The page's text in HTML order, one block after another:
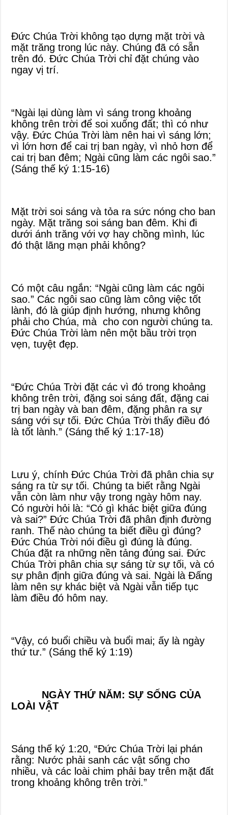
Đức Chúa Trời không tạo dựng mặt trời và
mặt trăng trong lúc này. Chúng đã có sẵn
trên đó. Đức Chúa Trời chỉ đặt chúng vào
ngay vị trí.
“Ngài lại dùng làm vì sáng trong khoảng
không trên trời để soi xuống đất; thì có như
vậy. Đức Chúa Trời làm nên hai vì sáng lớn;
vì lớn hơn để cai trị ban ngày, vì nhỏ hơn để
cai trị ban đêm; Ngài cũng làm các ngôi sao.”
(Sáng thế ký 1:15-16)
Mặt trời soi sáng và tỏa ra sức nóng cho ban
ngày. Mặt trăng soi sáng ban đêm. Khi đi
dưới ánh trăng với vợ hay chồng mình, lúc
đó thật lãng mạn phải không?
Có một câu ngắn: “Ngài cũng làm các ngôi
sao.” Các ngôi sao cũng làm công việc tốt
lành, đó là giúp định hướng, nhưng không
phải cho Chúa, mà cho con người chúng ta.
Đức Chúa Trời làm nên một bầu trời trọn
vẹn, tuyệt đẹp.
“Đức Chúa Trời đặt các vì đó trong khoảng
không trên trời, đặng soi sáng đất, đặng cai
trị ban ngày và ban đêm, đặng phân ra sự
sáng với sự tối. Đức Chúa Trời thấy điều đó
là tốt lành.” (Sáng thế ký 1:17-18)
Lưu ý, chính Đức Chúa Trời đã phân chia sự
sáng ra từ sự tối. Chúng ta biết rằng Ngài
vẫn còn làm như vậy trong ngày hôm nay.
Có người hỏi là: “Có gì khác biệt giữa đúng
và sai?” Đức Chúa Trời đã phân định đường
ranh. Thế nào chúng ta biết điều gì đúng?
Đức Chúa Trời nói điều gì đúng là đúng.
Chúa đặt ra những nền tảng đúng sai. Đức
Chúa Trời phân chia sự sáng từ sự tối, và có
sự phân định giữa đúng và sai. Ngài là Đấng
làm nên sự khác biệt và Ngài vẫn tiếp tục
làm điều đó hôm nay.
“Vậy, có buổi chiều và buổi mai; ấy là ngày
thứ tư.” (Sáng thế ký 1:19)
NGÀY THỨ NĂM: SỰ SỐNG CỦA
LOÀI VẬT
Sáng thế ký 1:20, “Đức Chúa Trời lại phán
rằng: Nước phải sanh các vật sống cho
nhiều, và các loài chim phải bay trên mặt đất
trong khoảng không trên trời.”